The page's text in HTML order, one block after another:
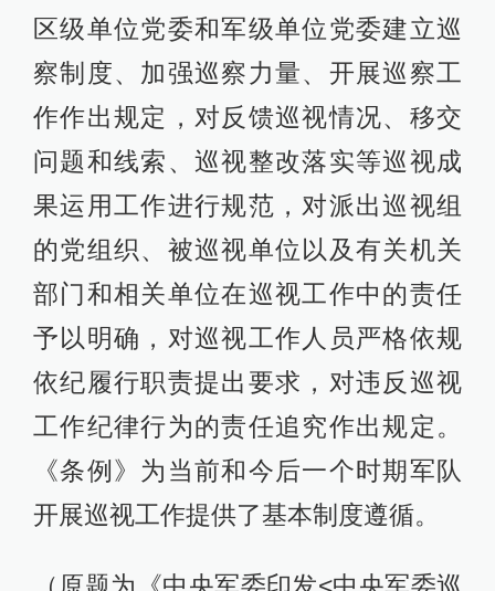
区级单位党委和军级单位党委建立巡
察制度、加强巡察力量、开展巡察工
作作出规定，对反馈巡视情况、移交
问题和线索、巡视整改落实等巡视成
果运用工作进行规范，对派出巡视组
的党组织、被巡视单位以及有关机关
部门和相关单位在巡视工作中的责任
予以明确，对巡视工作人员严格依规
依纪履行职责提出要求，对违反巡视
工作纪律行为的责任追究作出规定。
《条例》为当前和今后一个时期军队
开展巡视工作提供了基本制度遵循。